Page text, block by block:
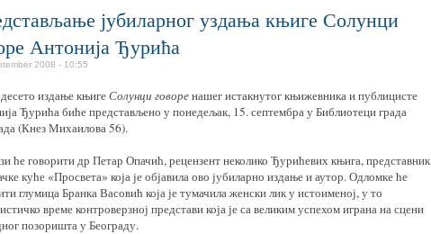
јубиларног уздања књиге Солунци
Антонија Ђурића
2008 - 10:55
издање књигеСолунци говоренашег истакнутог књижевника и публицисте
Ђурића биће представљено у понедељак, 15. септембра у Библиотеци града
(Кнез Михаилова 56).
ће говорити др Петар Опачић, рецензент неколико Ђурићевих књига, представник
куће «Просвета» која је објавила ово јубиларно издање и аутор. Одломке ће
глумица Бранка Васовић која је тумачила женски лик у истоименој, у то
време контроверзној представи која је са великим успехом играна на сцени
позоришта у Београду.